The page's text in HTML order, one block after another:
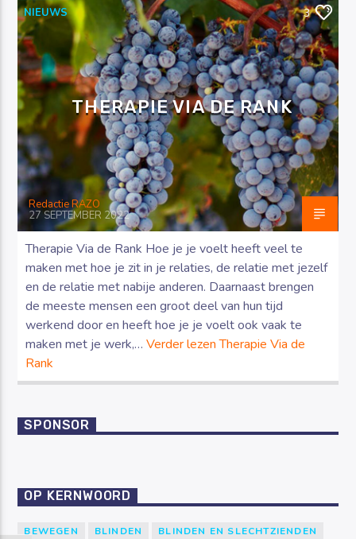
NIEUWS 3
THERAPIE VIA DE RANK
Redactie RAZO
27 SEPTEMBER 2022
Therapie Via de Rank Hoe je je voelt heeft veel te
maken met hoe je zit in je relaties, de relatie met jezelf
en de relatie met nabije anderen. Daarnaast brengen
de meeste mensen een groot deel van hun tijd
werkend door en heeft hoe je je voelt ook vaak te
maken met je werk,…Verder lezenTherapie Via de
Rank
SPONSOR
OP KERNWOORD
BEWEGEN BLINDEN
BLINDEN EN SLECHTZIENDEN